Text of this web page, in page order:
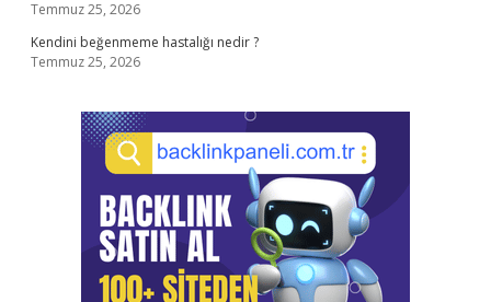
Temmuz 25, 2026
Kendini beğenmeme hastalığı nedir ?
Temmuz 25, 2026